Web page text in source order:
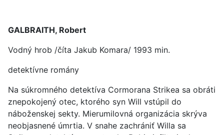
GALBRAITH, Robert
Vodný hrob /číta Jakub Komara/ 1993 min.
detektívne romány
Na súkromného detektíva Cormorana Strikea sa obráti
znepokojený otec, ktorého syn Will vstúpil do
náboženskej sekty. Mierumilovná organizácia skrýva
neobjasnené úmrtia. V snahe zachrániť Willa sa